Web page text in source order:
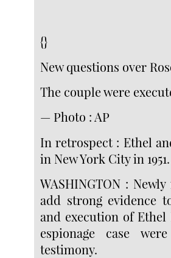
{}
New questions over
The couple were
— Photo : AP
In retrospect : Ethel
in New York City in 1951.
WASHINGTON :
add strong evidence
and execution of Ethel
espionage case
testimony.